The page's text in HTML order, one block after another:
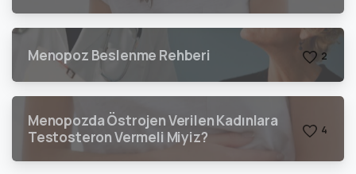
Menopoz Beslenme Rehberi 2
Menopozda Östrojen Verilen Kadınlara
Testosteron Vermeli Miyiz?
4